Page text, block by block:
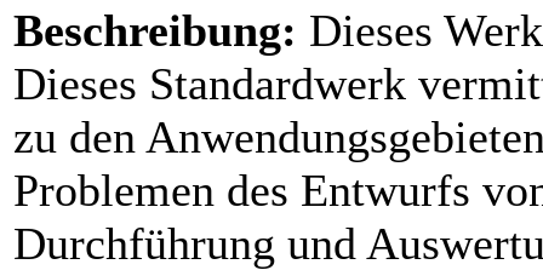
Beschreibung: Dieses
Dieses Standardwerk
zu den
Problemen des Entwurfs
Durchführung und